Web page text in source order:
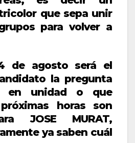
que sepa unir
para volver a
de agosto será el
la pregunta
en unidad o que
horas son
JOSE MURAT,
ya saben cuál